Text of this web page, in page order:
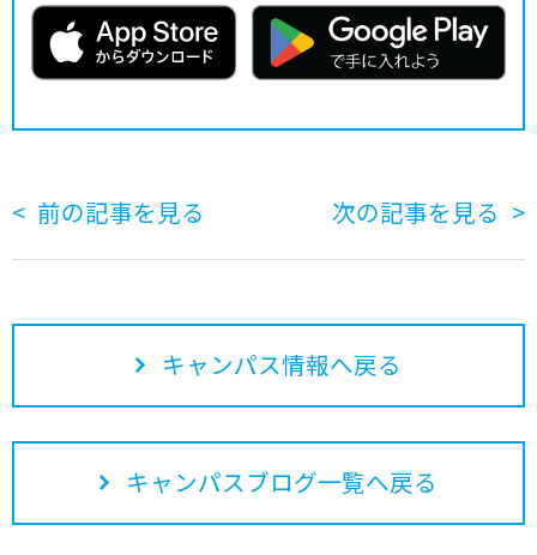
前の記事を見る 次の記事を見る
キャンパス情報へ戻る
キャンパスブログ一覧へ戻る